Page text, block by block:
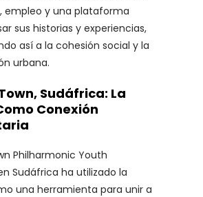
empleo y una plataforma
sus historias y experiencias,
así a la cohesión social y la
urbana.
Sudáfrica: La
Conexión
Philharmonic Youth
Sudáfrica ha utilizado la
una herramienta para unir a